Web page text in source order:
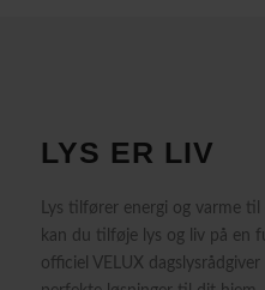
LYS ER LIV
Lys tilfører energi og varme
kan du tilføje lys og liv på en
officiel VELUX